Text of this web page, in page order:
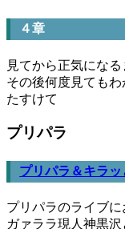
４章
見てから正気にな
その後何度見てもわ
たすけて
プリパラ
プリパラ＆キラ
プリパラのライブ
ガァララ現人神黒